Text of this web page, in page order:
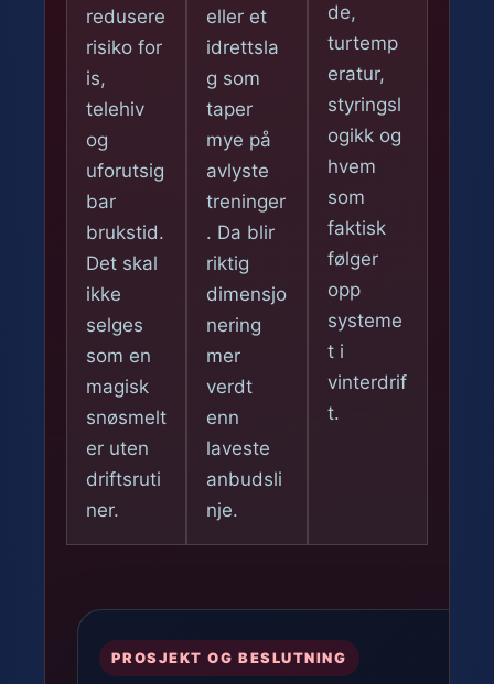
redusere
risiko for
is,
telehiv
og
uforutsig
bar
brukstid.
Det skal
ikke
selges
som en
magisk
snøsmelt
er uten
driftsruti
ner.
eller et
idrettsla
g som
taper
mye på
avlyste
treninger
. Da blir
riktig
dimensjo
nering
mer
verdt
enn
laveste
anbudsli
nje.
de,
turtemp
eratur,
styringsl
ogikk og
hvem
som
faktisk
følger
opp
systeme
t i
vinterdrif
t.
PROSJEKT OG BESLUTNING